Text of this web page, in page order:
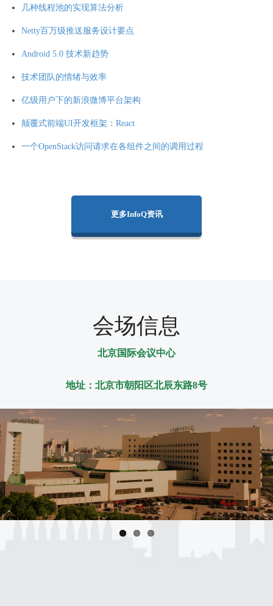
几种线程池的实现算法分析
Netty百万级推送服务设计要点
Android 5.0 技术新趋势
技术团队的情绪与效率
亿级用户下的新浪微博平台架构
颠覆式前端UI开发框架：React
一个OpenStack访问请求在各组件之间的调用过程
更多InfoQ资讯
会场信息
北京国际会议中心
地址：北京市朝阳区北辰东路8号